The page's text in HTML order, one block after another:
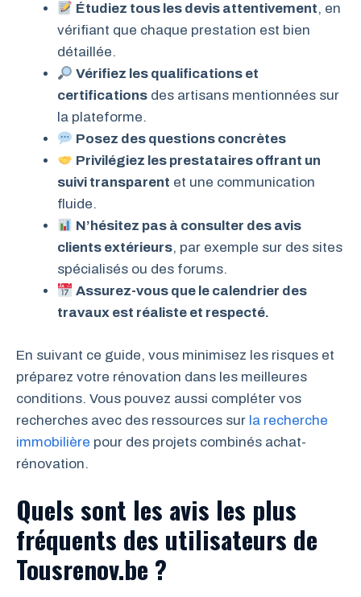
Étudiez tous les devis attentivement, en
vérifiant que chaque prestation est bien
détaillée.
Vérifiez les qualifications et
certifications des artisans mentionnées sur
la plateforme.
Posez des questions concrètes
Privilégiez les prestataires offrant un
suivi transparent et une communication
fluide.
N’hésitez pas à consulter des avis
clients extérieurs, par exemple sur des sites
spécialisés ou des forums.
Assurez-vous que le calendrier des
travaux est réaliste et respecté.
En suivant ce guide, vous minimisez les risques et
préparez votre rénovation dans les meilleures
conditions. Vous pouvez aussi compléter vos
recherches avec des ressources sur la recherche
immobilière pour des projets combinés achat-
rénovation.
Quels sont les avis les plus
fréquents des utilisateurs de
Tousrenov.be ?